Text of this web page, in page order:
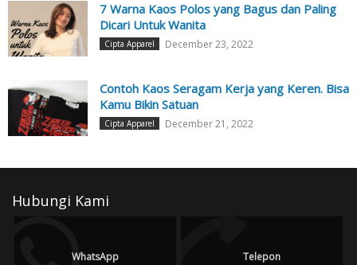
7 Warna Kaos Polos yang Bagus dan Paling
Dicari Untuk Wanita
Cipta Apparel December 23, 2022
Contoh Kaos Seragam Kerja yang Keren. Bisa
Kamu Bikin Satuan
Cipta Apparel December 21, 2022
Hubungi Kami
WhatsApp Telepon